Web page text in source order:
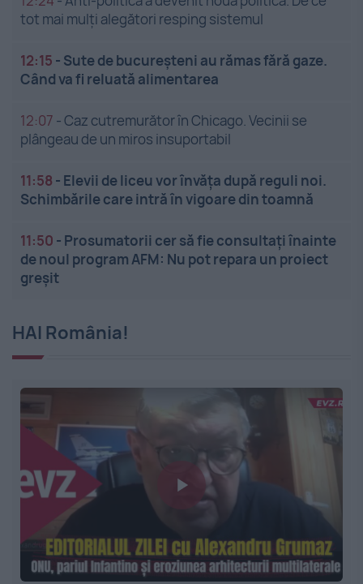
tot mai mulți alegători resping sistemul
12:15 - Sute de bucureșteni au rămas fără gaze.
Când va fi reluată alimentarea
12:07 -Caz cutremurător în Chicago. Vecinii se
plângeau de un miros insuportabil
11:58 - Elevii de liceu vor învăța după reguli noi.
Schimbările care intră în vigoare din toamnă
11:50 - Prosumatorii cer să fie consultați înainte
de noul program AFM: Nu pot repara un proiect
greșit
HAI România!